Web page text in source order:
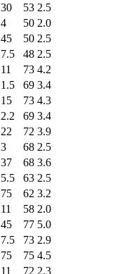
30 53 2.5
4 50 2.0
45 50 2.5
7.5 48 2.5
11 73 4.2
1.5 69 3.4
15 73 4.3
2.2 69 3.4
22 72 3.9
3 68 2.5
37 68 3.6
5.5 63 2.5
75 62 3.2
11 58 2.0
45 77 5.0
7.5 73 2.9
75 75 4.5
11 72 2.3